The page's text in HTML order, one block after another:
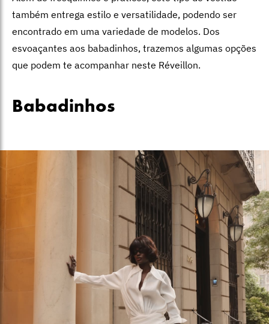
também entrega estilo e versatilidade, podendo ser
encontrado em uma variedade de modelos. Dos
esvoaçantes aos babadinhos, trazemos algumas opções
que podem te acompanhar neste Réveillon.
Babadinhos